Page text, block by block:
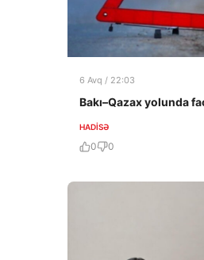
6 Avq / 22:03
Bakı–Qazax yolunda
HADISƏ
0 0